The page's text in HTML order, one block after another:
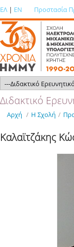
ΕΛ | EN Προστασία
Διδακτικό
Αρχή / Η Σχολή /
Καλαϊτζάκης